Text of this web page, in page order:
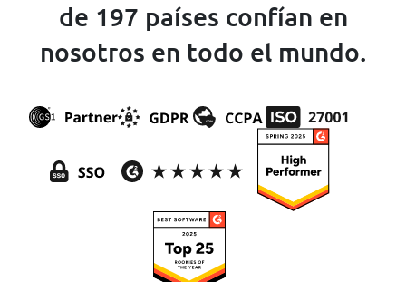
de 197 países confían en
nosotros en todo el mundo.